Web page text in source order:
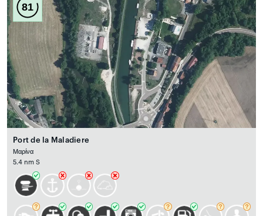
81
Port de la Maladiere
Μαρίνα
5.4 nm S